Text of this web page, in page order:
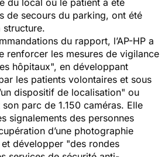
de secours du parking, ont été
structure.
du rapport, l’AP-HP a
renforcer les mesures de vigilance
hôpitaux", en développant
les patients volontaires et sous
dispositif de localisation" ou
parc de 1.150 caméras. Elle
signalements des personnes
d’une photographie
développer "des rondes